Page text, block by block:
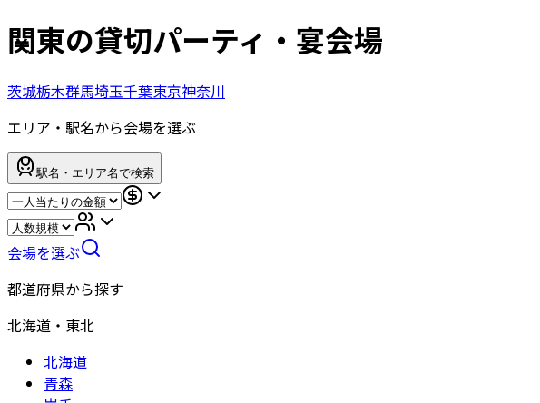
関東の貸切パーティ・宴会場
茨城栃木群馬埼玉千葉東京神奈川
エリア・駅名から会場を選ぶ
駅名・エリア名で検索
会場を選ぶ
都道府県から探す
北海道・東北
北海道
青森